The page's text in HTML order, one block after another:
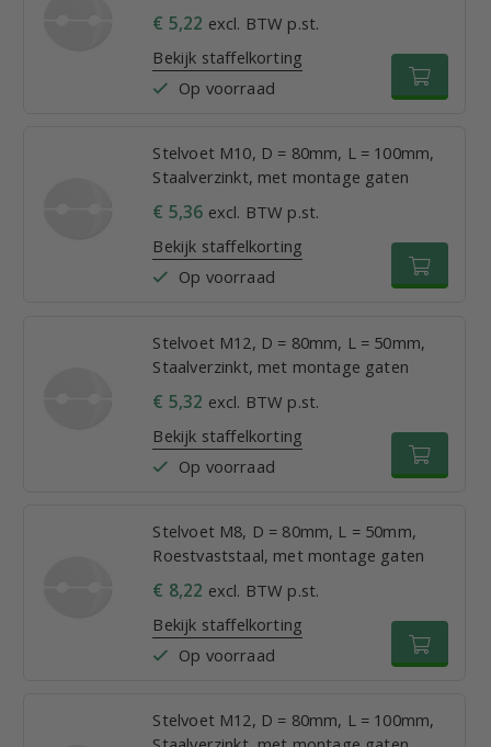
€ 5,22 excl. BTW p.st.
Bekijk staffelkorting
Op voorraad
Stelvoet M10, D = 80mm, L = 100mm,
Staalverzinkt, met montage gaten
€ 5,36 excl. BTW p.st.
Bekijk staffelkorting
Op voorraad
Stelvoet M12, D = 80mm, L = 50mm,
Staalverzinkt, met montage gaten
€ 5,32 excl. BTW p.st.
Bekijk staffelkorting
Op voorraad
Stelvoet M8, D = 80mm, L = 50mm,
Roestvaststaal, met montage gaten
€ 8,22 excl. BTW p.st.
Bekijk staffelkorting
Op voorraad
Stelvoet M12, D = 80mm, L = 100mm,